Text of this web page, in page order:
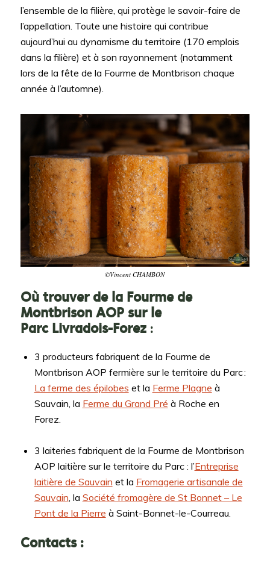
l’ensemble de la filière, qui protège le savoir-faire de
l’appellation. Toute une histoire qui contribue
aujourd’hui au dynamisme du territoire (170 emplois
dans la filière) et à son rayonnement (notamment
lors de la fête de la Fourme de Montbrison chaque
année à l’automne).
©Vincent CHAMBON
Où trouver de la Fourme de
Montbrison AOP sur le
Parc Livradois-Forez:
3 producteurs fabriquent de la Fourme de
Montbrison AOP fermière sur le territoire du Parc :
La ferme des épilobes et la Ferme Plagne à
Sauvain, la Ferme du Grand Pré à Roche en
Forez.
3 laiteries fabriquent de la Fourme de Montbrison
AOP laitière sur le territoire du Parc : l’Entreprise
laitière de Sauvain et la Fromagerie artisanale de
Sauvain , la Société fromagère de St Bonnet – Le
Pont de la Pierre à Saint-Bonnet-le-Courreau.
Contacts :